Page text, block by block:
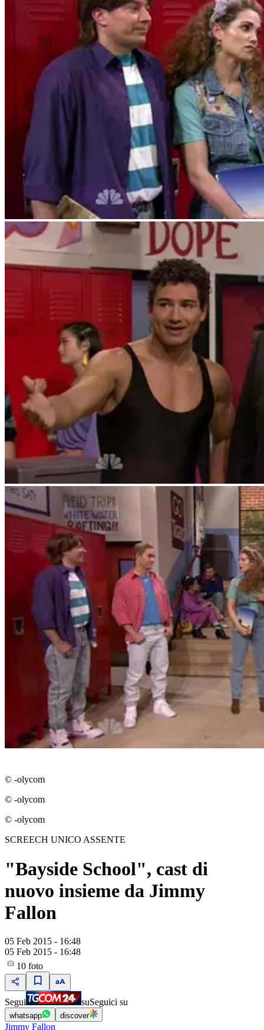
© -olycom
© -olycom
© -olycom
SCREECH UNICO ASSENTE
"Bayside School", cast di
nuovo insieme da Jimmy
Fallon
05 Feb 2015 - 16:48
05 Feb 2015 - 16:48
10 foto
Segui suSeguici su
whatsapp discover
Jimmy Fallon